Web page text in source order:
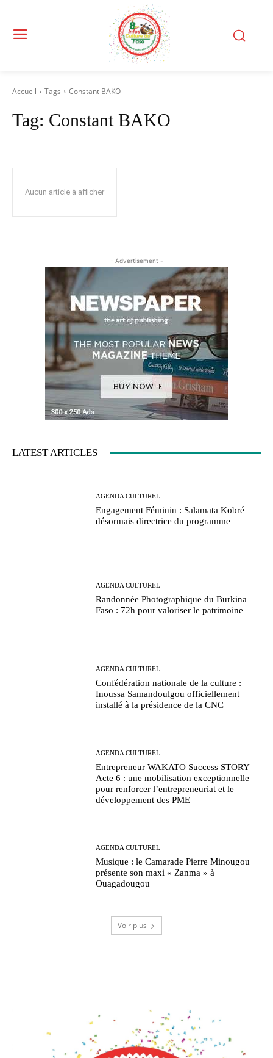
Accueil Tags Constant BAKO
Tag: Constant BAKO
Aucun article à afficher
- Advertisement -
LATEST ARTICLES
AGENDA CULTUREL
Engagement Féminin : Salamata Kobré
désormais directrice du programme
AGENDA CULTUREL
Randonnée Photographique du Burkina
Faso : 72h pour valoriser le patrimoine
AGENDA CULTUREL
Confédération nationale de la culture :
Inoussa Samandoulgou officiellement
installé à la présidence de la CNC
AGENDA CULTUREL
Entrepreneur WAKATO Success STORY
Acte 6 : une mobilisation exceptionnelle
pour renforcer l’entrepreneuriat et le
développement des PME
AGENDA CULTUREL
Musique : le Camarade Pierre Minougou
présente son maxi « Zanma » à
Ouagadougou
Voir plus